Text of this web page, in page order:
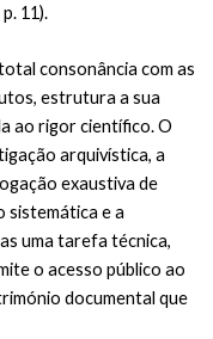
11).
consonância com as
estrutura a sua
ao rigor científico. O
arquivística, a
exaustiva de
sistemática e a
uma tarefa técnica,
o acesso público ao
documental que